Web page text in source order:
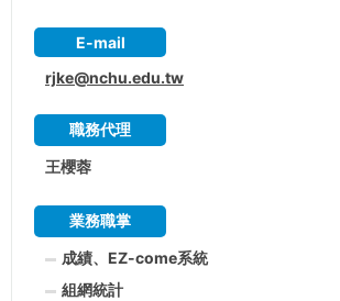
E-mail
rjke@nchu.edu.tw
職務代理
王櫻蓉
業務職掌
成績、EZ-come系統
組網統計